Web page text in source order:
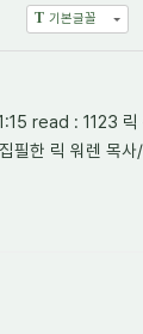
T 기본글꼴
read : 1123 릭
필한 릭 워렌 목사